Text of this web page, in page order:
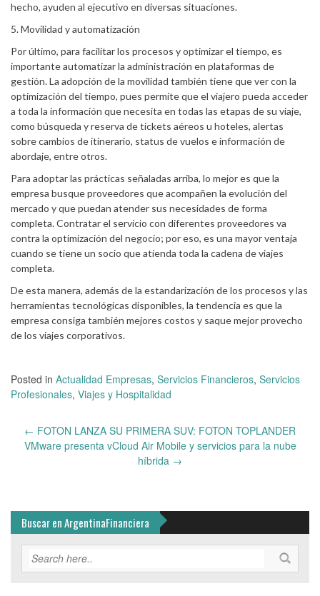
hecho, ayuden al ejecutivo en diversas situaciones.
5. Movilidad y automatización
Por último, para facilitar los procesos y optimizar el tiempo, es
importante automatizar la administración en plataformas de
gestión. La adopción de la movilidad también tiene que ver con la
optimización del tiempo, pues permite que el viajero pueda acceder
a toda la información que necesita en todas las etapas de su viaje,
como búsqueda y reserva de tickets aéreos u hoteles, alertas
sobre cambios de itinerario, status de vuelos e información de
abordaje, entre otros.
Para adoptar las prácticas señaladas arriba, lo mejor es que la
empresa busque proveedores que acompañen la evolución del
mercado y que puedan atender sus necesidades de forma
completa. Contratar el servicio con diferentes proveedores va
contra la optimización del negocio; por eso, es una mayor ventaja
cuando se tiene un socio que atienda toda la cadena de viajes
completa.
De esta manera, además de la estandarización de los procesos y las
herramientas tecnológicas disponibles, la tendencia es que la
empresa consiga también mejores costos y saque mejor provecho
de los viajes corporativos.
Posted in Actualidad Empresas, Servicios Financieros, Servicios
Profesionales, Viajes y Hospitalidad
Post
navigation
← FOTON LANZA SU PRIMERA SUV: FOTON TOPLANDER
VMware presenta vCloud Air Mobile y servicios para la nube
híbrida →
Buscar en ArgentinaFinanciera